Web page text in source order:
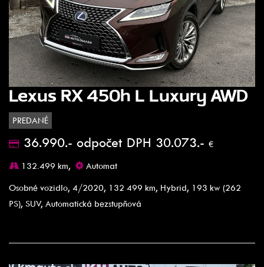
Lexus RX 450h L Luxury AWD
PREDANÉ
36.990.- odpočet DPH 30.073.- €
132.499 km,
Automat
Osobné vozidlo, 4/2020, 132 499 km, Hybrid, 193 kw (262
PS), SUV, Automatická bezstupňová